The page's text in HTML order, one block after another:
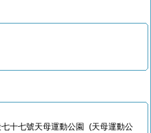
十七號天母運動公園 (天母運動公